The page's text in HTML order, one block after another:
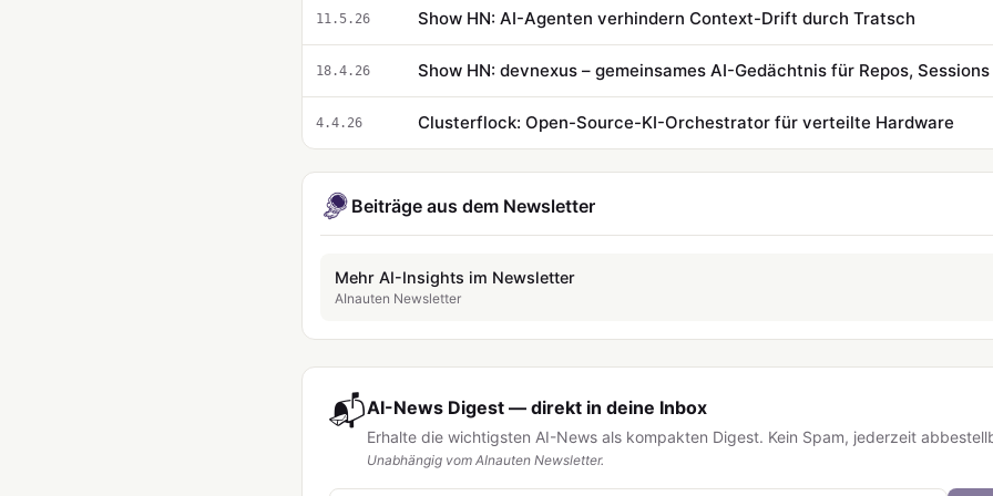
11.5.26 Show HN: AI-Agenten verhindern Context-Drift durch Tratsch
18.4.26 Show HN: devnexus – gemeinsames AI-Gedächtnis für Repos,
4.4.26 Clusterflock: Open-Source-KI-Orchestrator für verteilte Hardware
Beiträge aus dem Newsletter
Mehr AI-Insights im Newsletter
AInauten Newsletter
📬AI-News Digest — direkt in deine Inbox
Erhalte die wichtigsten AI-News als kompakten Digest. Kein Spam, jederzeit
Unabhängig vom AInauten Newsletter.